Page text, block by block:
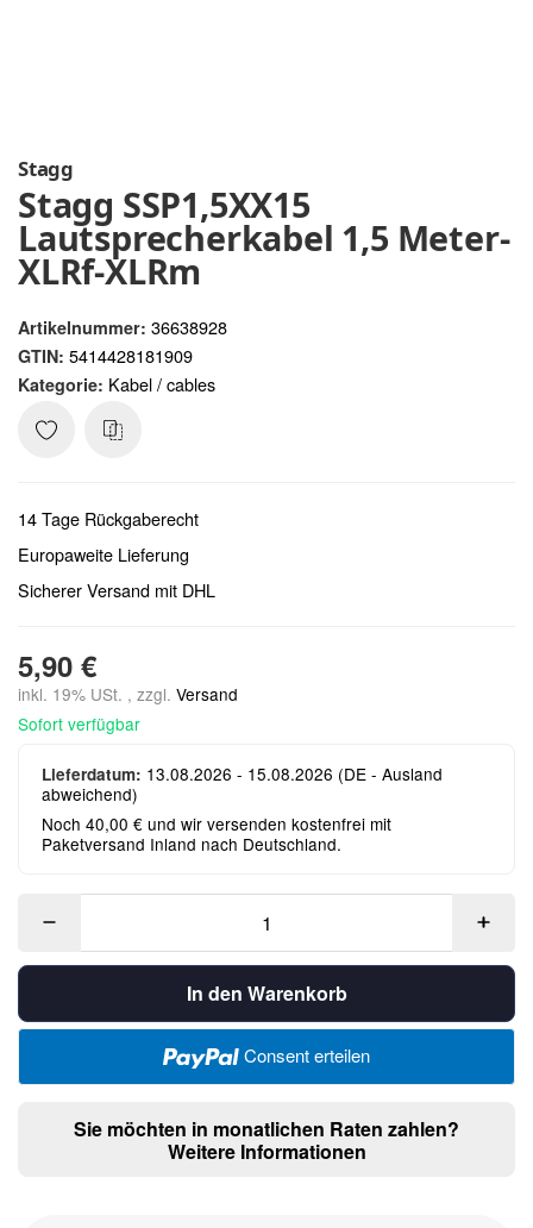
Stagg
Stagg SSP1,5XX15
Lautsprecherkabel 1,5 Meter-
XLRf-XLRm
Artikelnummer: 36638928
GTIN: 5414428181909
Kategorie: Kabel / cables
14 Tage Rückgaberecht
Europaweite Lieferung
Sicherer Versand mit DHL
5,90 €
inkl. 19% USt. , zzgl. Versand
Sofort verfügbar
Lieferdatum: 13.08.2026 - 15.08.2026 (DE - Ausland
abweichend)
Noch 40,00 € und wir versenden kostenfrei mit
Paketversand Inland nach Deutschland.
In den Warenkorb
Consent erteilen
Sie möchten in monatlichen Raten zahlen?
Weitere Informationen